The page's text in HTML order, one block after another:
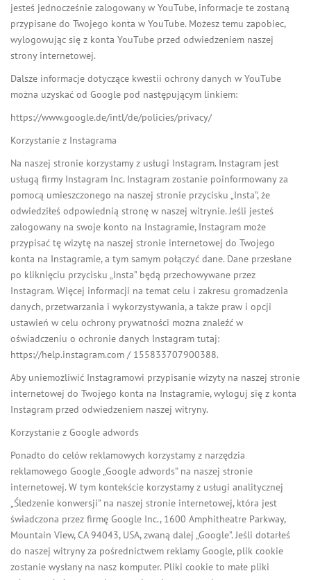
jesteś jednocześnie zalogowany w YouTube, informacje te zostaną
przypisane do Twojego konta w YouTube. Możesz temu zapobiec,
wylogowując się z konta YouTube przed odwiedzeniem naszej
strony internetowej.
Dalsze informacje dotyczące kwestii ochrony danych w YouTube
można uzyskać od Google pod następującym linkiem:
https://www.google.de/intl/de/policies/privacy/
Korzystanie z Instagrama
Na naszej stronie korzystamy z usługi Instagram. Instagram jest
usługą firmy Instagram Inc. Instagram zostanie poinformowany za
pomocą umieszczonego na naszej stronie przycisku „Insta”, że
odwiedziłeś odpowiednią stronę w naszej witrynie. Jeśli jesteś
zalogowany na swoje konto na Instagramie, Instagram może
przypisać tę wizytę na naszej stronie internetowej do Twojego
konta na Instagramie, a tym samym połączyć dane. Dane przesłane
po kliknięciu przycisku „Insta” będą przechowywane przez
Instagram. Więcej informacji na temat celu i zakresu gromadzenia
danych, przetwarzania i wykorzystywania, a także praw i opcji
ustawień w celu ochrony prywatności można znaleźć w
oświadczeniu o ochronie danych Instagram tutaj:
https://help.instagram.com / 155833707900388.
Aby uniemożliwić Instagramowi przypisanie wizyty na naszej stronie
internetowej do Twojego konta na Instagramie, wyloguj się z konta
Instagram przed odwiedzeniem naszej witryny.
Korzystanie z Google adwords
Ponadto do celów reklamowych korzystamy z narzędzia
reklamowego Google „Google adwords” na naszej stronie
internetowej. W tym kontekście korzystamy z usługi analitycznej
„Śledzenie konwersji” na naszej stronie internetowej, która jest
świadczona przez firmę Google Inc., 1600 Amphitheatre Parkway,
Mountain View, CA 94043, USA, zwaną dalej „Google”. Jeśli dotarłeś
do naszej witryny za pośrednictwem reklamy Google, plik cookie
zostanie wysłany na nasz komputer. Pliki cookie to małe pliki